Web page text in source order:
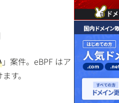
」案件。eBPF はア
す。